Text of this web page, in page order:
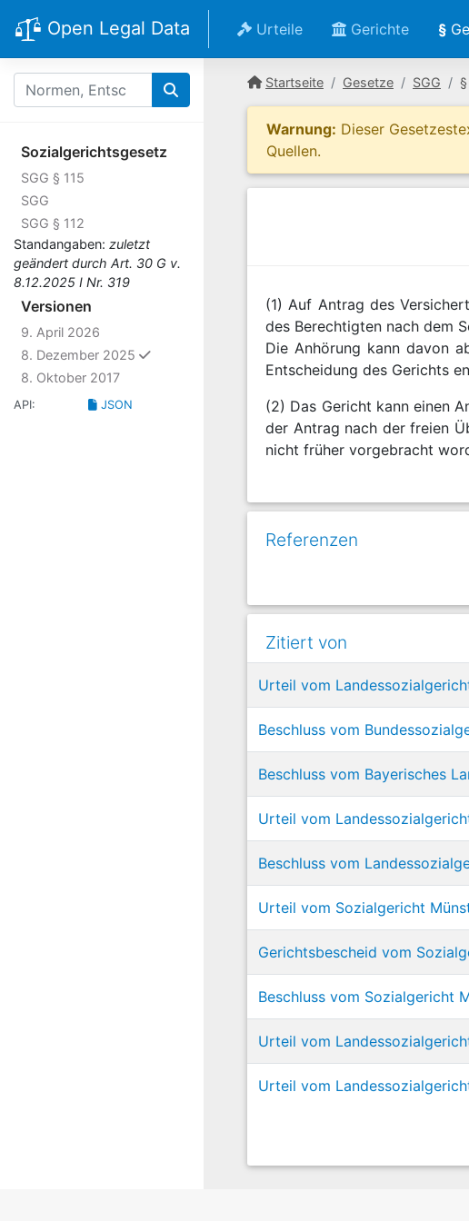
Open Legal Data Urteile Gerichte §
Sozialgerichtsgesetz
SGG § 115
SGG
SGG § 112
Standangaben: zuletzt
geändert durch Art. 30 G v.
8.12.2025 I Nr. 319
Versionen
9. April 2026
8. Dezember 2025
ausgewählt
8. Oktober 2017
API: JSON
Startseite Gesetze SGG
Warnung: Dieser
Quellen.
(1) Auf Antrag des
des Berechtigten nach dem
Die Anhörung kann davon
Entscheidung des Gerichts
(2) Das Gericht kann einen
der Antrag nach der freien
nicht früher vorgebracht
Referenzen
Zitiert von
Urteil vom
Beschluss vom
Beschluss vom Bayerisches
Urteil vom
Beschluss vom
Urteil vom Sozialgericht
Gerichtsbescheid vom
Beschluss vom Sozialgericht
Urteil vom
Urteil vom